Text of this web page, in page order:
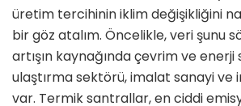
üretim tercihinin iklim deği­şikliğini
bir göz atalım. Öncelikle, veri şunu
artışın kaynağında çevrim ve enerji
ulaştırma sektörü, imalat sanayi ve
var. Termik santrallar, en ciddi